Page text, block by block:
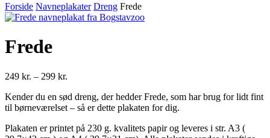
Forside Navneplakater Dreng Frede
Frede
249 kr. – 299 kr.
til
299 kr.
Kender du en sød dreng, der hedder Frede, som har brug for lidt fint
til børneværelset – så er dette plakaten for dig.
Plakaten er printet på 230 g. kvalitets papir og leveres i str. A3 (